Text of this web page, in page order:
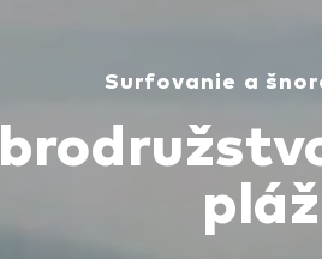
Surfovanie a